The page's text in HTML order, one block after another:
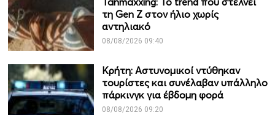
τη Gen Z στον ήλιο χωρίς
αντηλιακό
08/08/2026 09:40
Κρήτη: Αστυνομικοί ντύθηκαν
τουρίστες και συνέλαβαν υπάλληλο
πάρκινγκ για έβδομη φορά
08/08/2026 09:20